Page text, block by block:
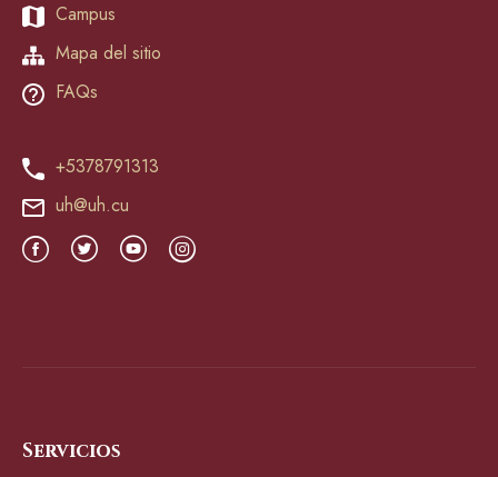
Campus
Mapa del sitio
FAQs
+5378791313
uh@uh.cu
Servicios